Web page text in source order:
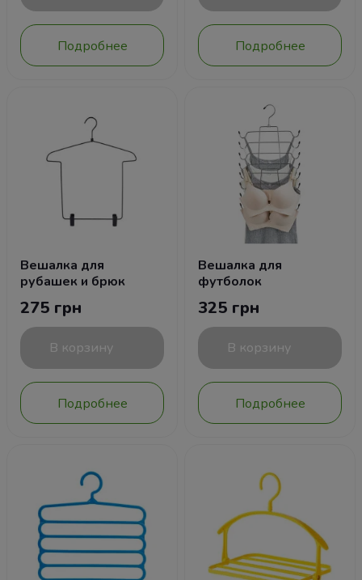
Подробнее Подробнее
Вешалка для
рубашек и брюк
275 грн
В корзину
Подробнее
Вешалка для
футболок
325 грн
В корзину
Подробнее